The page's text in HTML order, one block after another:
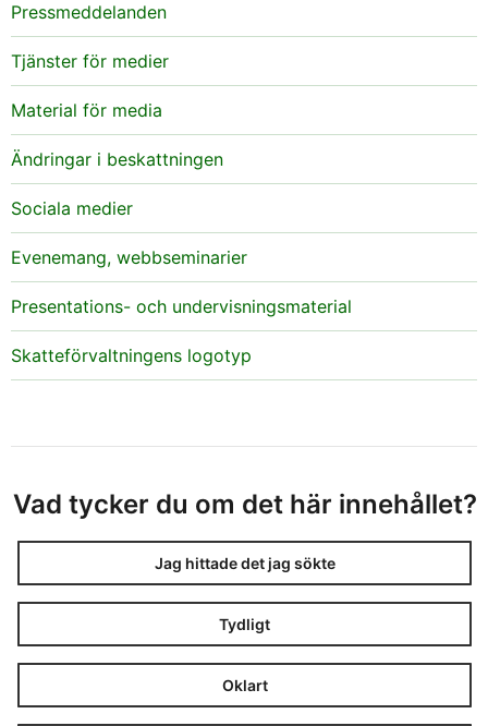
Pressmeddelanden
Tjänster för medier
Material för media
Ändringar i beskattningen
Sociala medier
Evenemang, webbseminarier
Presentations- och undervisningsmaterial
Skatteförvaltningens logotyp
Vad tycker du om det här innehållet?
Jag hittade det jag sökte
Tydligt
Oklart